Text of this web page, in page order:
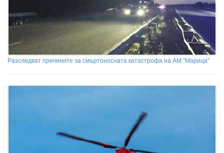
Разследват причините за смъртоносната катастрофа на АМ "Марица"